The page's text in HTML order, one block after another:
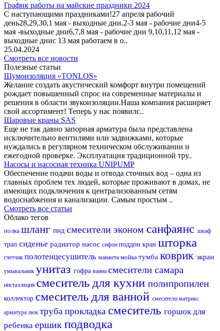
График работы на майские праздники 2024
С наступающими праздниками!27 апреля рабочий
день28,29,30,1 мая - выходные дни.2-3 мая - рабочие дни4-5
мая -выходные дни6,7,8 мая - рабочие дни 9,10,11,12 мая -
выходные днис 13 мая работаем в о..
25.04.2024
Смотреть все новости
Полезные статьи
Шумоизоляция «TONLOS»
Желание создать акустический комфорт внутри помещений
рождает повышенный спрос на современные материалы и
решения в области звукоизоляции.Наша компания расширяет
свой ассортимент! Теперь у нас появилс..
Шаровые краны SAS
Еще не так давно запорная арматура была представлена
исключительно вентилями или задвижками, которые
нуждались в регулярном техническом обслуживании и
ежегодной проверке. Эксплуатация традиционной тру..
Насосы и насосная техника UNIPUMP
Обеспечение подачи воды и отвода сточных вод – одна из
главных проблем тех людей, которые проживают в домах, не
имеющих подключения к централизованным сетям
водоснабжения и канализации. Самым простым ..
Смотреть все статьи
Облако тегов
полка шланг пнд смесители эконом санфаянс шкаф
трап сиденье радиатор насос сифон поддон кран шторка
счетчик полотенцесушитель манжета мойка тумба коврик экран
умывальник унитаз гофра ванна смесители самара
инсталляция смеситель для кухни полипропилен
коллектор смеситель для ванной смесители матрикс
арматура люк труба прокладка смеситель горшок для
ребенка ершик подводка